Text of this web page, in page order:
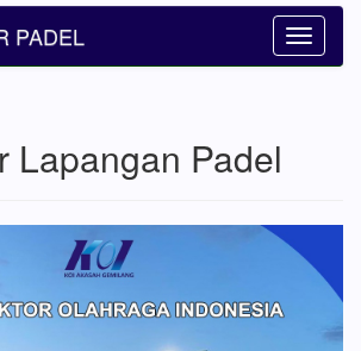
Toggle
PADEL
Lapangan Padel